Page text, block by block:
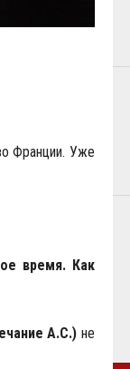
Франции. Уже
время. Как
А.С.)не